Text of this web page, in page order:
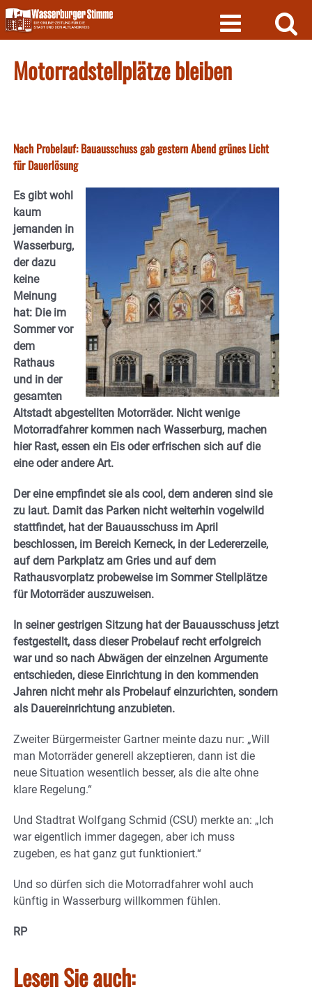
Skip
to
content
Motorradstellplätze bleiben
Nach Probelauf: Bauausschuss gab gestern Abend grünes Licht
für Dauerlösung
Es gibt wohl
kaum
jemanden in
Wasserburg,
der dazu
keine
Meinung
hat: Die im
Sommer vor
dem
Rathaus
und in der
gesamten
Altstadt abgestellten Motorräder. Nicht wenige
Motorradfahrer kommen nach Wasserburg, machen
hier Rast, essen ein Eis oder erfrischen sich auf die
eine oder andere Art.
Der eine empfindet sie als cool, dem anderen sind sie
zu laut. Damit das Parken nicht weiterhin vogelwild
stattfindet, hat der Bauausschuss im April
beschlossen, im Bereich Kerneck, in der Ledererzeile,
auf dem Parkplatz am Gries und auf dem
Rathausvorplatz probeweise im Sommer Stellplätze
für Motorräder auszuweisen.
In seiner gestrigen Sitzung hat der Bauausschuss jetzt
festgestellt, dass dieser Probelauf recht erfolgreich
war und so nach Abwägen der einzelnen Argumente
entschieden, diese Einrichtung in den kommenden
Jahren nicht mehr als Probelauf einzurichten, sondern
als Dauereinrichtung anzubieten.
Zweiter Bürgermeister Gartner meinte dazu nur: „Will
man Motorräder generell akzeptieren, dann ist die
neue Situation wesentlich besser, als die alte ohne
klare Regelung.“
Und Stadtrat Wolfgang Schmid (CSU) merkte an: „Ich
war eigentlich immer dagegen, aber ich muss
zugeben, es hat ganz gut funktioniert.“
Und so dürfen sich die Motorradfahrer wohl auch
künftig in Wasserburg willkommen fühlen.
RP
Lesen Sie auch: